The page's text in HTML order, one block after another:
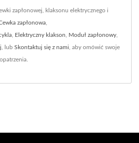
zapłonowej, klaksonu elektrycznego i
zapłonowa
Elektryczny klakson Moduł zapłonowy
, lub Skontaktuj się z nami , aby omówić swoje